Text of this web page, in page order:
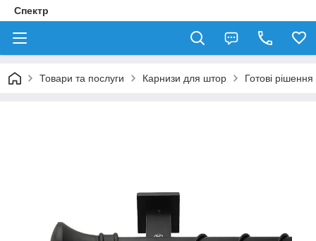
Спектр
Товари та послуги Карнизи для штор Готові рішення